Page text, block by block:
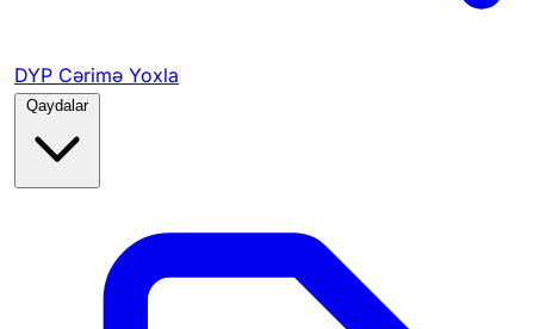
DYP Cərimə Yoxla
Qaydalar